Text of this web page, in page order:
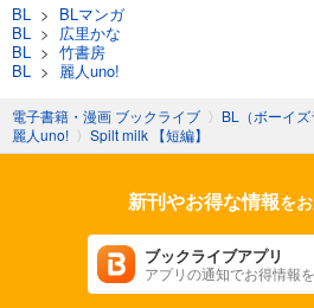
BL > BLマンガ
BL
> 広里かな
BL
> 竹書房
BL
> 麗人uno!
電子書籍・漫画 ブックライブ 〉 BL（ボーイズ
麗人uno! 〉 Spilt milk 【短編】
新刊やお得な情報を
ブックライブアプリ
アプリの通知でお得情報